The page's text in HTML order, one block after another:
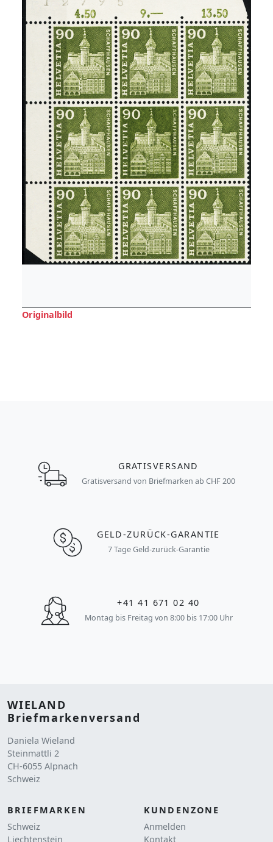
Originalbild
GRATISVERSAND
Gratisversand von Briefmarken ab CHF 200
GELD-ZURÜCK-GARANTIE
7 Tage Geld-zurück-Garantie
+41 41 671 02 40
Montag bis Freitag von 8:00 bis 17:00 Uhr
WIELAND
Briefmarkenversand
Daniela Wieland
Steinmattli 2
CH-6055 Alpnach
Schweiz
BRIEFMARKEN
Schweiz
Liechtenstein
KUNDENZONE
Anmelden
Kontakt